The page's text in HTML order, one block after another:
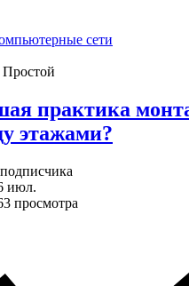
сети
Простой
практика
этажами?
июл.
просмотра